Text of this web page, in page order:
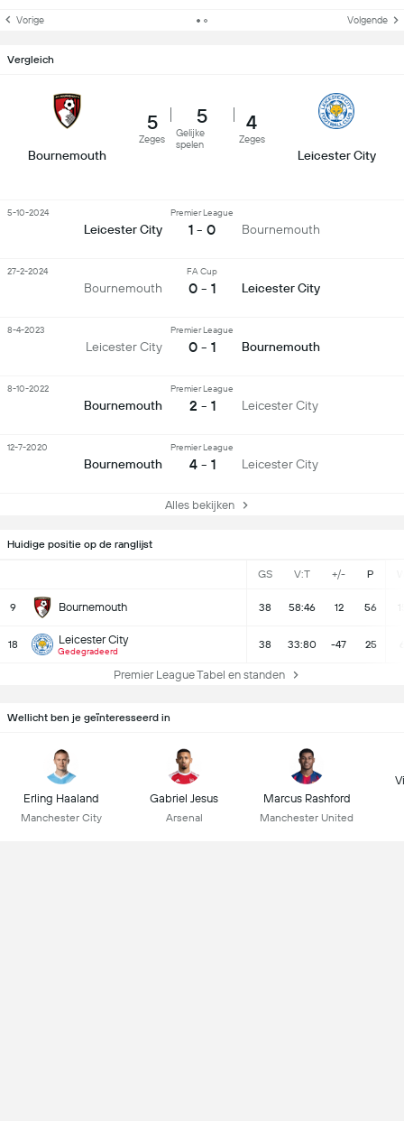
Huidige positie op de ranglijst
GS V:T +/- P
9 Bournemouth 38 58:46 12 56
18 Leicester City
Gedegradeerd
38 33:80 -47 25
Premier League Tabel en standen
Vorige Volgende
Vergleich
Bournemouth
5
Zeges
5
Gelijke
spelen
4
Zeges
Leicester City
Leicester City
Premier League
1 - 0 Bournemouth
5-10-2024
Bournemouth
FA Cup
0 - 1 Leicester City
27-2-2024
Leicester City
Premier League
0 - 1 Bournemouth
8-4-2023
Bournemouth
Premier League
2 - 1 Leicester City
8-10-2022
Bournemouth
Premier League
4 - 1 Leicester City
12-7-2020
Alles bekijken
Wellicht ben je geïnteresseerd in
Erling Haaland
Manchester City
Gabriel Jesus
Arsenal
Marcus Rashford
Manchester United